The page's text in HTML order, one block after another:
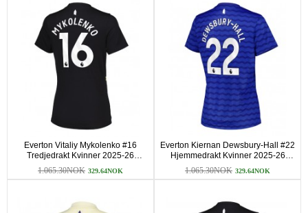
Everton Vitaliy Mykolenko #16
Tredjedrakt Kvinner 2025-26
Kortermet
1.065.30NOK 329.64NOK
Everton Kiernan Dewsbury-Hall #22
Hjemmedrakt Kvinner 2025-26
Kortermet
1.065.30NOK 329.64NOK